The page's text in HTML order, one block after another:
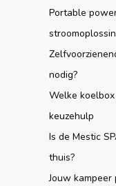
Portable
nodig?
Welke
keuzehulp
Is de Mestic
thuis?
Jouw